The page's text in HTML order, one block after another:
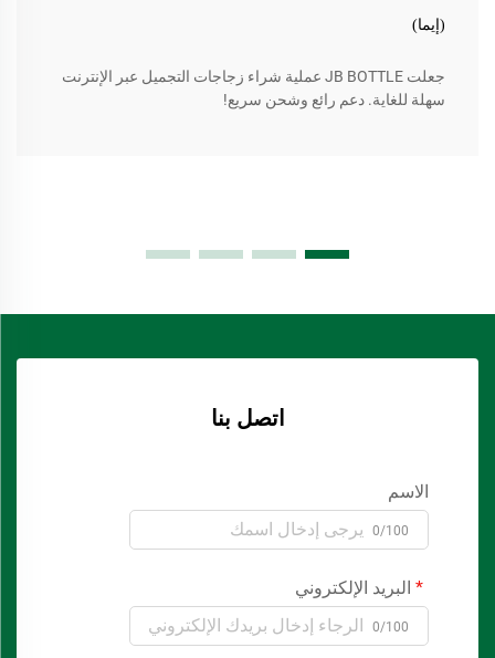
(إيما)
جعلت JB BOTTLE عملية شراء زجاجات التجميل عبر الإنترنت
سهلة للغاية. دعم رائع وشحن سريع!
اتصل بنا
الاسم
0/100
البريد الإلكتروني
0/100